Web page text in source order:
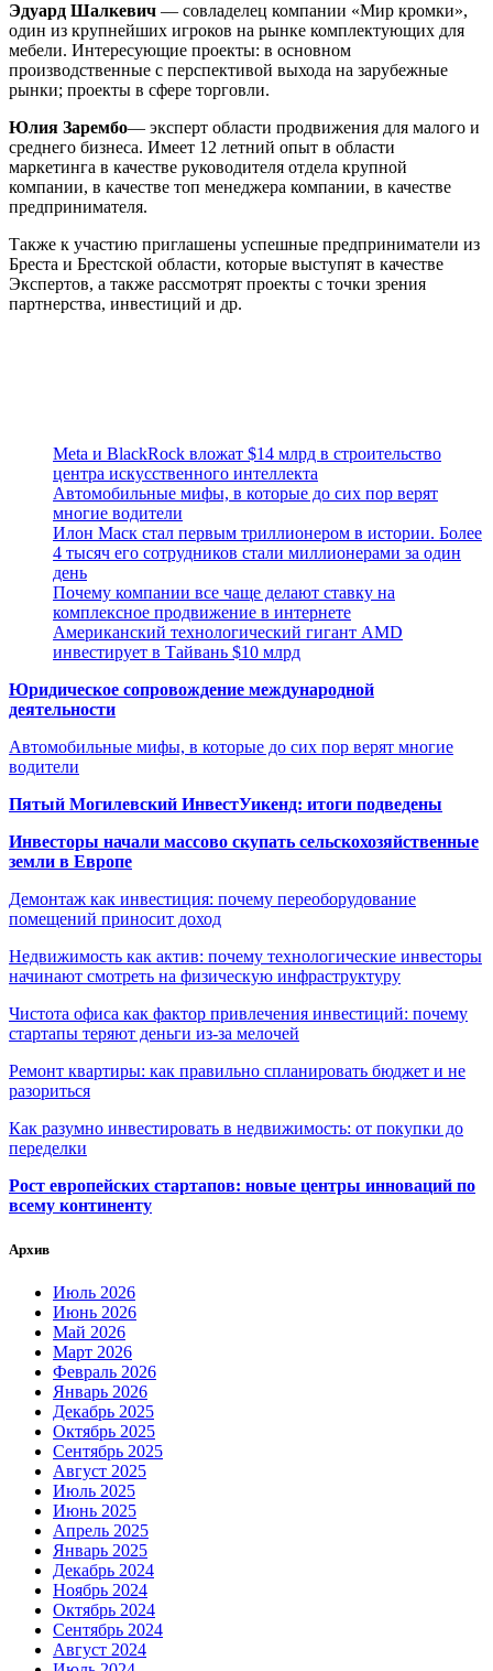
Эдуард Шалкевич — совладелец компании «Мир кромки»,
один из крупнейших игроков на рынке комплектующих для
мебели. Интересующие проекты: в основном
производственные с перспективой выхода на зарубежные
рынки; проекты в сфере торговли.
Юлия Зарембо— эксперт области продвижения для малого и
среднего бизнеса. Имеет 12 летний опыт в области
маркетинга в качестве руководителя отдела крупной
компании, в качестве топ менеджера компании, в качестве
предпринимателя.
Также к участию приглашены успешные предприниматели из
Бреста и Брестской области, которые выступят в качестве
Экспертов, а также рассмотрят проекты с точки зрения
партнерства, инвестиций и др.
Meta и BlackRock вложат $14 млрд в строительство
центра искусственного интеллекта
Автомобильные мифы, в которые до сих пор верят
многие водители
Илон Маск стал первым триллионером в истории. Более
4 тысяч его сотрудников стали миллионерами за один
день
Почему компании все чаще делают ставку на
комплексное продвижение в интернете
Американский технологический гигант AMD
инвестирует в Тайвань $10 млрд
Юридическое сопровождение международной
деятельности
Автомобильные мифы, в которые до сих пор верят многие
водители
Пятый Могилевский ИнвестУикенд: итоги подведены
Инвесторы начали массово скупать сельскохозяйственные
земли в Европе
Демонтаж как инвестиция: почему переоборудование
помещений приносит доход
Недвижимость как актив: почему технологические инвесторы
начинают смотреть на физическую инфраструктуру
Чистота офиса как фактор привлечения инвестиций: почему
стартапы теряют деньги из-за мелочей
Ремонт квартиры: как правильно спланировать бюджет и не
разориться
Как разумно инвестировать в недвижимость: от покупки до
переделки
Рост европейских стартапов: новые центры инноваций по
всему континенту
Архив
Июль 2026
Июнь 2026
Май 2026
Март 2026
Февраль 2026
Январь 2026
Декабрь 2025
Октябрь 2025
Сентябрь 2025
Август 2025
Июль 2025
Июнь 2025
Апрель 2025
Январь 2025
Декабрь 2024
Ноябрь 2024
Октябрь 2024
Сентябрь 2024
Август 2024